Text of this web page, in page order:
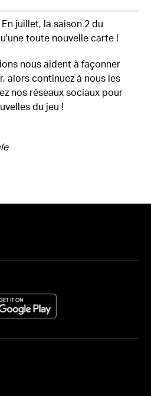
juillet, la saison 2 du
toute nouvelle carte !
nous aident à façonner
alors continuez à nous les
nos réseaux sociaux pour
du jeu !
tab)
in a new tab)
a new tab) (opens in a new tab)